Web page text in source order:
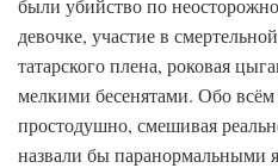
были убийство по
девочке, участие в
татарского плена, роковая
мелкими бесенятами. Обо
простодушно, смешивая
назвали бы паранормальными